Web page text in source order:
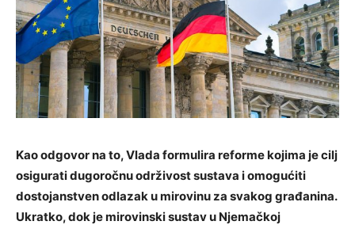
Kao odgovor na to, Vlada formulira reforme kojima je cilj
osigurati dugoročnu održivost sustava i omogućiti
dostojanstven odlazak u mirovinu za svakog građanina.
Ukratko, dok je mirovinski sustav u Njemačkoj